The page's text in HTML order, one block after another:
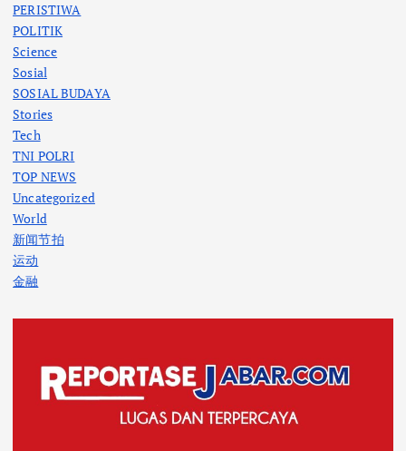
PERISTIWA
POLITIK
Science
Sosial
SOSIAL BUDAYA
Stories
Tech
TNI POLRI
TOP NEWS
Uncategorized
World
新闻节拍
运动
金融